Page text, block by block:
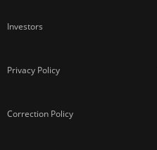
Investors
Privacy Policy
Correction Policy